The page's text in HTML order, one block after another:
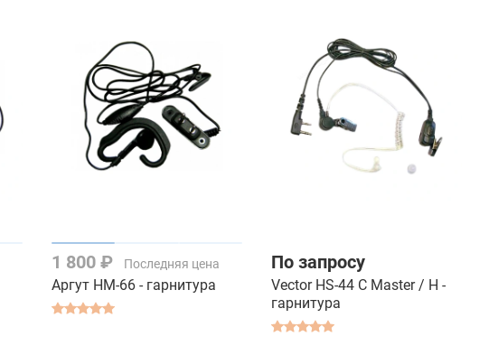
1 800 ₽ Последняя цена
Аргут HM-66 - гарнитура
По запросу
Vector HS-44 C Master / H -
гарнитура